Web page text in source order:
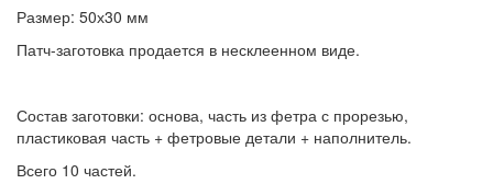
Размер: 50х30 мм
Патч-заготовка продается в несклеенном виде.
Состав заготовки: основа, часть из фетра с прорезью,
пластиковая часть + фетровые детали + наполнитель.
Всего 10 частей.